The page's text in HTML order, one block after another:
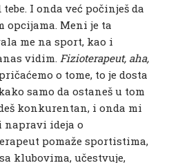
I onda već počinješ da
opcijama. Meni je ta
me na sport, kao i
vidim. Fizioterapeut, aha,
o tome, to je dosta
samo da ostaneš u tom
konkurentan, i onda mi
napravi ideja o
pomaže sportistima,
klubovima, učestvuje,